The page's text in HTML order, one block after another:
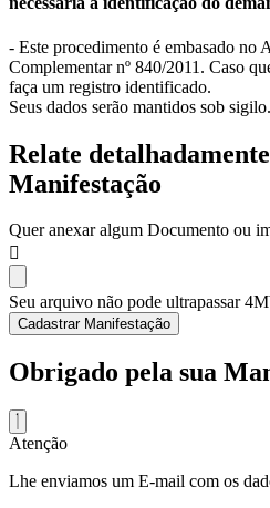
- Este procedimento é embasado no
Complementar nº 840/2011. Caso
faça um registro identificado.
Seus dados serão mantidos sob sigilo.
Relate
Manifestação
Quer anexar algum Documento ou
Seu arquivo não pode ultrapassar
Cadastrar Manifestação
Obrigado pela sua
Atenção
Lhe enviamos um E-mail com os